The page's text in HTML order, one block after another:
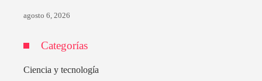
agosto 6, 2026
Categorías
Ciencia y tecnología